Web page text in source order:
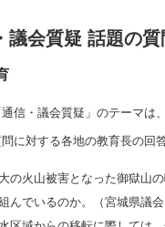
議会質疑 話題の質
信・議会質疑」のテーマは
に対する各地の教育長の回
の火山被害となった御獄山
んでいるのか。（宮城県議会